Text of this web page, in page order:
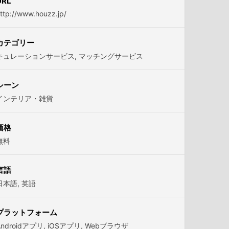
www.houzz.jp/
テゴリー
ュレーションサービス, マッチングサービス
ーン
ンテリア・雑貨
格
料
語
本語, 英語
ラットフォーム
アプリ , iOSアプリ , Webブラウザ